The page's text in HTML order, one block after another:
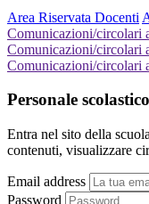
Area Riservata Docenti
Comunicazioni/circolari
Comunicazioni/circolari
Comunicazioni/circolari
Personale scolastico
Entra nel sito della
contenuti, visualizzare
Email address
Password